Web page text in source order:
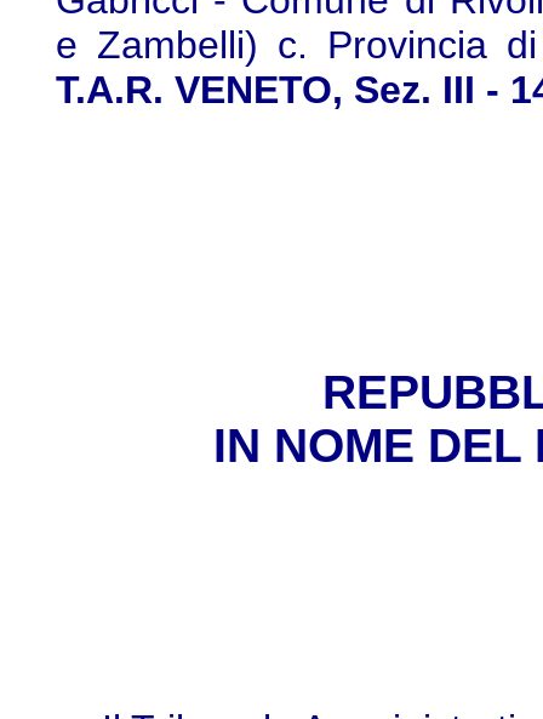
e Zambelli) c. Provincia
T.A.R. VENETO, Sez. III -
IN NOME DEL